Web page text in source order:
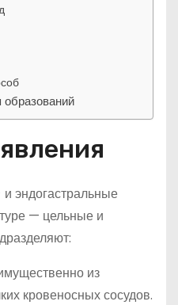
эндогастральные
— цельные и
из
кровеносных сосудов.